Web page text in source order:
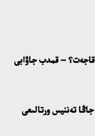
20 جىل: نەگىزگى جەتىستىكتەرى مەن
قاجەت؟ – قمدب جاۋابى
جاڭا تەننيس ورتالىعى